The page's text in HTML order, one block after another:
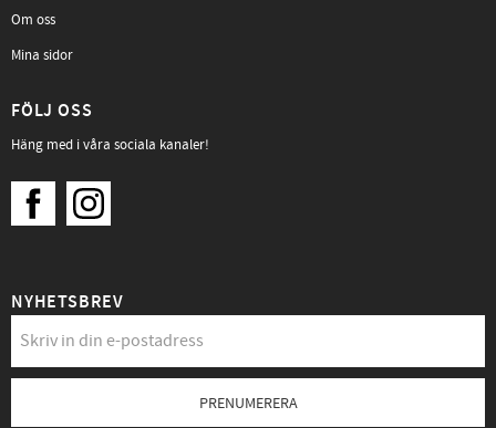
Om oss
Mina sidor
FÖLJ OSS
Häng med i våra sociala kanaler!
NYHETSBREV
PRENUMERERA